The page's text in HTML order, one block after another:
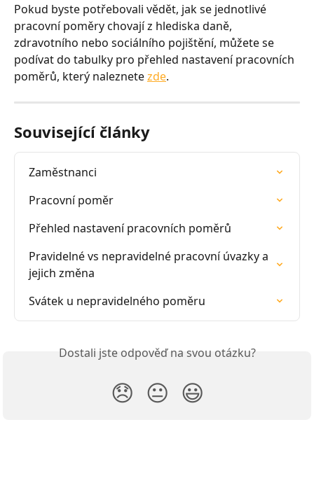
Pokud byste potřebovali vědět, jak se jednotlivé
pracovní poměry chovají z hlediska daně,
zdravotního nebo sociálního pojištění, můžete se
podívat do tabulky pro přehled nastavení pracovních
poměrů, který naleznete zde.
Související články
Zaměstnanci
Pracovní poměr
Přehled nastavení pracovních poměrů
Pravidelné vs nepravidelné pracovní úvazky a
jejich změna
Svátek u nepravidelného poměru
Dostali jste odpověď na svou otázku?
😞 😐 😃